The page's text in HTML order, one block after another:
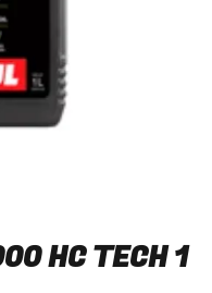
HC TECH 1